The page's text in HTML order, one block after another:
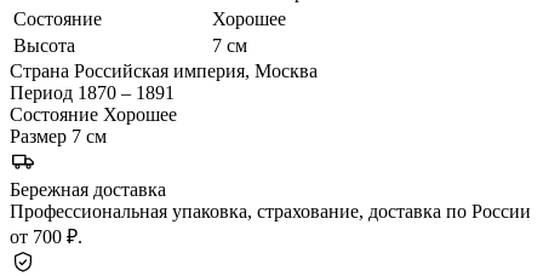
Состояние
Хорошее
Высота
7 см
Страна Российская империя, Москва
Период 1870 – 1891
Состояние Хорошее
Размер 7 см
Бережная доставка
Профессиональная упаковка, страхование, доставка по России
от 700 ₽.